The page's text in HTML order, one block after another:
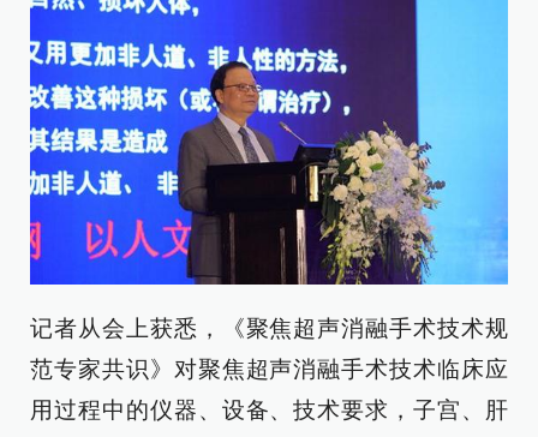
记者从会上获悉，《聚焦超声消融手术技术规
范专家共识》对聚焦超声消融手术技术临床应
用过程中的仪器、设备、技术要求，子宫、肝